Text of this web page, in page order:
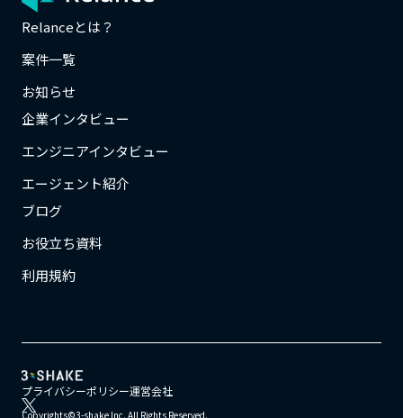
Relanceとは？
案件一覧
お知らせ
企業インタビュー
エンジニアインタビュー
エージェント紹介
ブログ
お役立ち資料
利用規約
プライバシーポリシー運営会社
Copyrights©3-shake Inc. All Rights Reserved.